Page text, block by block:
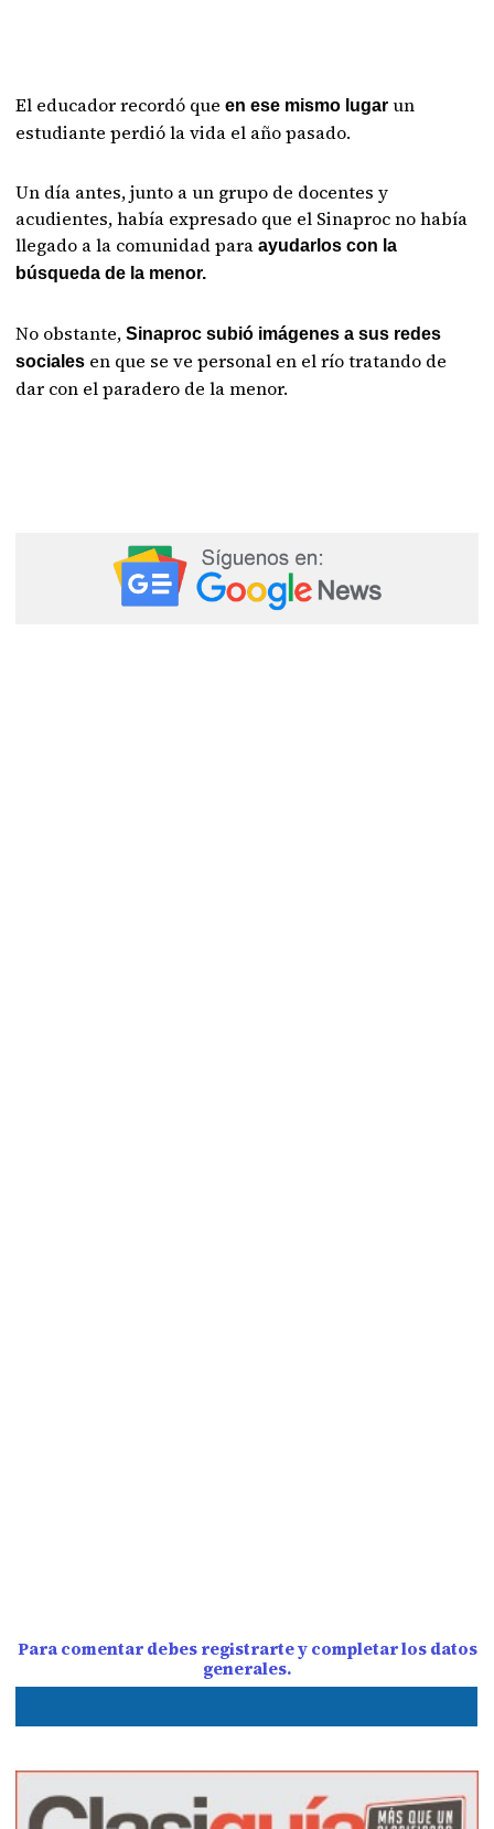
El educador recordó que en ese mismo lugarun
estudiante perdió la vida el año pasado.
Un día antes, junto a un grupo de docentes y
acudientes, había expresado que el Sinaproc no había
llegado a la comunidad para ayudarlos con la
búsqueda de la menor.
No obstante,Sinaproc subió imágenes a sus redes
sociales en que se ve personal en el río tratando de
dar con el paradero de la menor.
Para comentar debes registrarte y completar los datos
generales.